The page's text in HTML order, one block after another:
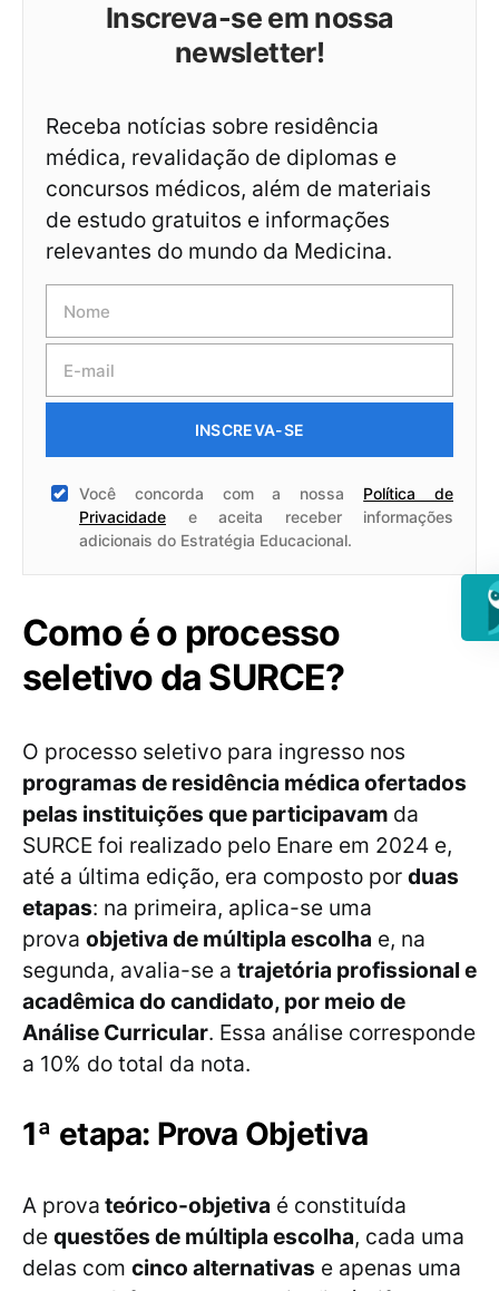
Inscreva-se em nossa
newsletter!
Receba notícias sobre residência
médica, revalidação de diplomas e
concursos médicos, além de materiais
de estudo gratuitos e informações
relevantes do mundo da Medicina.
INSCREVA-SE
Você concorda com a nossa Política de
Privacidade e aceita receber informações
adicionais do Estratégia Educacional.
Como é o processo
seletivo da SURCE?
O processo seletivo para ingresso nos
programas de residência médica ofertados
pelas instituições que participavam da
SURCE foi realizado pelo Enare em 2024 e,
até a última edição, era composto por duas
etapas: na primeira, aplica-se uma
prova objetiva de múltipla escolha e, na
segunda, avalia-se a trajetória profissional e
acadêmica do candidato, por meio de
Análise Curricular. Essa análise corresponde
a 10% do total da nota.
1ª etapa: Prova Objetiva
A prova teórico-objetiva é constituída
de questões de múltipla escolha, cada uma
delas com cinco alternativas e apenas uma